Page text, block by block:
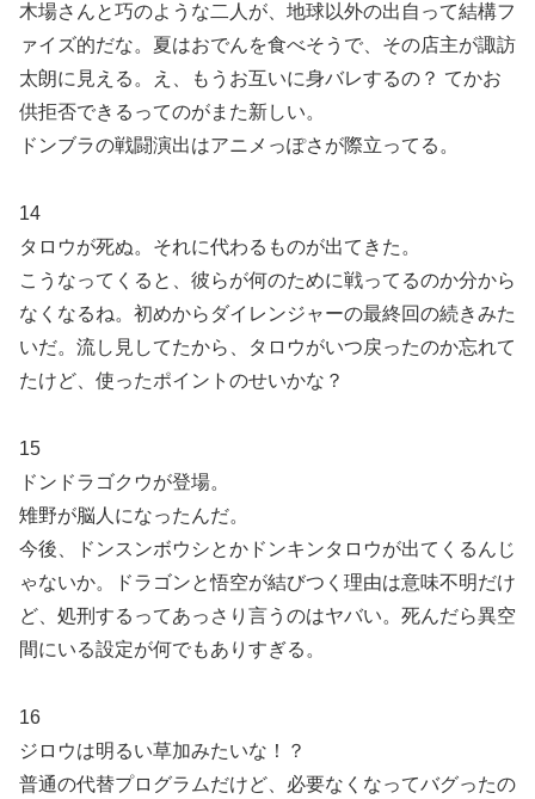
木場さんと巧のような二人が、地球以外の出自って結構フ
ァイズ的だな。夏はおでんを食べそうで、その店主が諏訪
太朗に見える。え、もうお互いに身バレするの？ てかお
供拒否できるってのがまた新しい。
ドンブラの戦闘演出はアニメっぽさが際立ってる。
14
タロウが死ぬ。それに代わるものが出てきた。
こうなってくると、彼らが何のために戦ってるのか分から
なくなるね。初めからダイレンジャーの最終回の続きみた
いだ。流し見してたから、タロウがいつ戻ったのか忘れて
たけど、使ったポイントのせいかな？
15
ドンドラゴクウが登場。
雉野が脳人になったんだ。
今後、ドンスンボウシとかドンキンタロウが出てくるんじ
ゃないか。ドラゴンと悟空が結びつく理由は意味不明だけ
ど、処刑するってあっさり言うのはヤバい。死んだら異空
間にいる設定が何でもありすぎる。
16
ジロウは明るい草加みたいな！？
普通の代替プログラムだけど、必要なくなってバグったの